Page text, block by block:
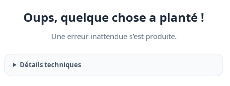
Oups, quelque chose a planté !
Une erreur inattendue s'est produite.
Détails techniques